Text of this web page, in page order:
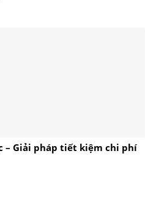
– Giải pháp tiết kiệm chi phí